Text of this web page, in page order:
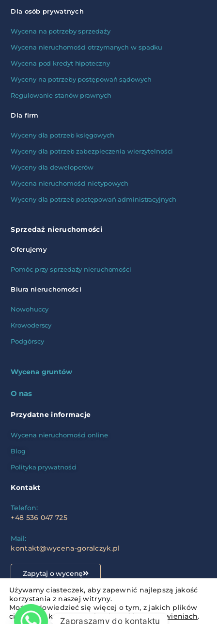
Dla osób prywatnych
Wycena na potrzeby sprzedaży
Wycena nieruchomości otrzymanych w spadku
Wycena pod kredyt hipoteczny
Wyceny na potrzeby postępowań sądowych
Regulowanie stanów prawnych
Dla firm
Wyceny dla potrzeb księgowych
Wyceny dla potrzeb zabezpieczenia wierzytelności
Wyceny dla deweloperów
Wycena nieruchomości nietypowych
Wyceny dla potrzeb postępowań administracyjnych
Sprzedaż nieruchomości
Oferujemy
Pomóc przy sprzedaży nieruchomości
Biura nieruchomości
Nowohuccy
Krowoderscy
Podgórscy
Wycena gruntów
O nas
Przydatne informacje
Wycena nieruchomości online
Blog
Polityka prywatności
Kontakt
Telefon:
+48 536 047 725
Mail:
kontakt@wycena-goralczyk.pl
Zapytaj o wycenę
Używamy ciasteczek, aby zapewnić najlepszą jakość
korzystania z naszej witryny.
Możesz dowiedzieć się więcej o tym, z jakich plików
ciasteczka korzystamy, i wyłączyć je w ustawieniach.
Zapraszamy do kontaktu